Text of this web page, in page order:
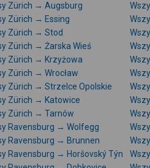
Zürich → Augsburg
Zürich → Essing
Zürich → Stod
Zürich → Żarska Wieś
Zürich → Krzyżowa
Zürich → Wrocław
Zürich → Strzelce Opolskie
Zürich → Katowice
Zürich → Tarnów
Ravensburg → Wolfegg
Ravensburg → Brunnen
Ravensburg → Horšovský Týn